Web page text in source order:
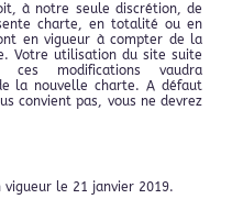
à notre seule discrétion, de
charte, en totalité ou en
en vigueur à compter de la
Votre utilisation du site suite
modifications vaudra
la nouvelle charte. A défaut
convient pas, vous ne devrez
le 21 janvier 2019.